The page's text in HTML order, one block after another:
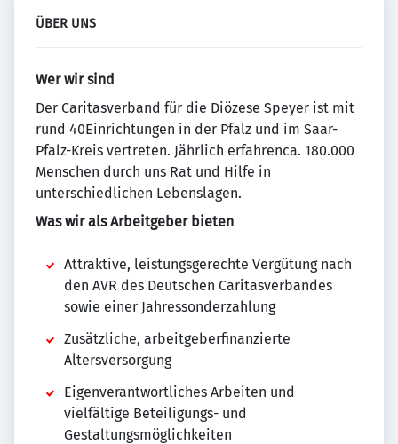
ÜBER UNS
Wer wir sind
Der Caritasverband für die Diözese Speyer ist mit
rund 40Einrichtungen in der Pfalz und im Saar-
Pfalz-Kreis vertreten. Jährlich erfahrenca. 180.000
Menschen durch uns Rat und Hilfe in
unterschiedlichen Lebenslagen.
Was wir als Arbeitgeber bieten
Attraktive, leistungsgerechte Vergütung nach
den AVR des Deutschen Caritasverbandes
sowie einer Jahressonderzahlung
Zusätzliche, arbeitgeberfinanzierte
Altersversorgung
Eigenverantwortliches Arbeiten und
vielfältige Beteiligungs- und
Gestaltungsmöglichkeiten